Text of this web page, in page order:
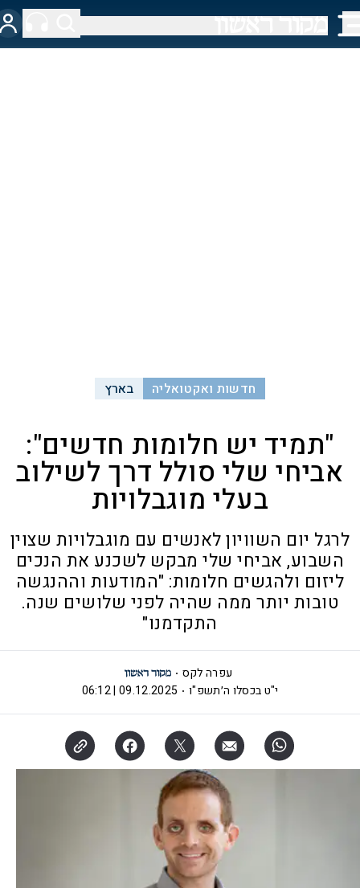
חדשות ואקטואליה בארץ
"תמיד יש חלומות חדשים":
אביחי שלי סולל דרך לשילוב
בעלי מוגבלויות
לרגל יום השוויון לאנשים עם מוגבלויות שצוין
השבוע, אביחי שלי מבקש לשכנע את הנכים
ליזום ולהגשים חלומות: "המודעות וההנגשה
טובות יותר ממה שהיה לפני שלושים שנה.
התקדמנו"
עפרה לקס
י"ט בכסלו ה׳תשפ"ו
09.12.2025 | 06:12